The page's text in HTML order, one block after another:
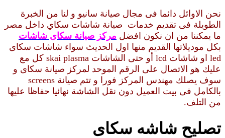
نحن الاوائل دائما فى مجال صيانة سانيو و لنا من الخبرة
الطويلة فى تقديم خدمات صيانة شاشات سكاي داخل مصر
ما يمكننا من ان نكون افضل مركز صيانة سكاى شاشات
بكل موديلاتها القديم منها اول الحديث سواء شاشات سكاى
led او شاشات lcd أو حتى الشاشات skai plasma كل مع
عليك هو الاتصال على الرقم الموحد لمركز صيانة سكاى و
سوف يصلك مهندس المركز فورا و تتم صيانة screens
بالكامل فى بيت العميل دون نقل الشاشة نهائيا حفاظا عليها
من التلف.
تصليح شاشه سكاى